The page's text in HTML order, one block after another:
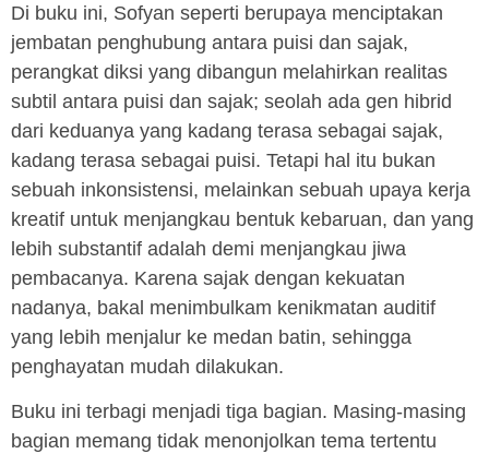
Di buku ini, Sofyan seperti berupaya menciptakan
jembatan penghubung antara puisi dan sajak,
perangkat diksi yang dibangun melahirkan realitas
subtil antara puisi dan sajak; seolah ada gen hibrid
dari keduanya yang kadang terasa sebagai sajak,
kadang terasa sebagai puisi. Tetapi hal itu bukan
sebuah inkonsistensi, melainkan sebuah upaya kerja
kreatif untuk menjangkau bentuk kebaruan, dan yang
lebih substantif adalah demi menjangkau jiwa
pembacanya. Karena sajak dengan kekuatan
nadanya, bakal menimbulkam kenikmatan auditif
yang lebih menjalur ke medan batin, sehingga
penghayatan mudah dilakukan.
Buku ini terbagi menjadi tiga bagian. Masing-masing
bagian memang tidak menonjolkan tema tertentu